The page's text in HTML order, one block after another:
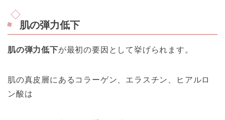
肌の弾力低下
肌の弾力低下が最初の要因として挙げられます。
肌の真皮層にあるコラーゲン、エラスチン、ヒアルロ
ン酸は